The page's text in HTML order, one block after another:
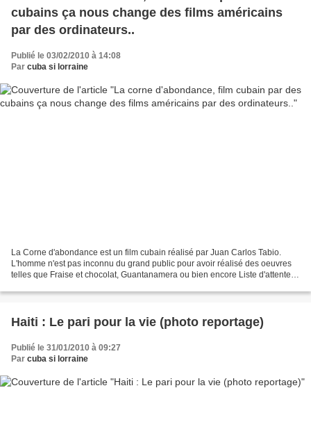
cubains ça nous change des films américains
par des ordinateurs..
Publié le 03/02/2010 à 14:08
Par cuba si lorraine
La Corne d'abondance est un film cubain réalisé par Juan Carlos Tabio.
L'homme n'est pas inconnu du grand public pour avoir réalisé des oeuvres
telles que Fraise et chocolat, Guantanamera ou bien encore Liste d'attente.
Haiti : Le pari pour la vie (photo reportage)
Publié le 31/01/2010 à 09:27
Par cuba si lorraine